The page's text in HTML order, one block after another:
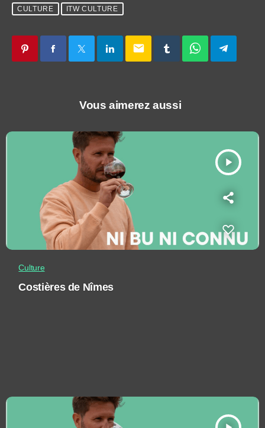
CULTURE ITW CULTURE
email
Vous aimerez aussi
play_arrow
Culture
Costières de Nîmes